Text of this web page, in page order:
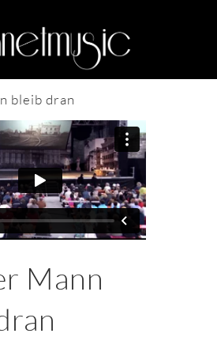
bleib dran
Mann